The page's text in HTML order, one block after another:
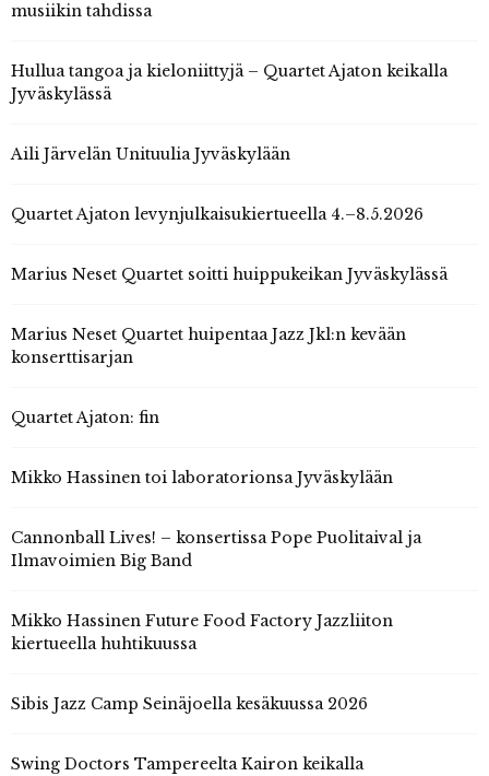
musiikin tahdissa
Hullua tangoa ja kieloniittyjä – Quartet Ajaton keikalla
Jyväskylässä
Aili Järvelän Unituulia Jyväskylään
Quartet Ajaton levynjulkaisukiertueella 4.–8.5.2026
Marius Neset Quartet soitti huippukeikan Jyväskylässä
Marius Neset Quartet huipentaa Jazz Jkl:n kevään
konserttisarjan
Quartet Ajaton: fin
Mikko Hassinen toi laboratorionsa Jyväskylään
Cannonball Lives! – konsertissa Pope Puolitaival ja
Ilmavoimien Big Band
Mikko Hassinen Future Food Factory Jazzliiton
kiertueella huhtikuussa
Sibis Jazz Camp Seinäjoella kesäkuussa 2026
Swing Doctors Tampereelta Kairon keikalla